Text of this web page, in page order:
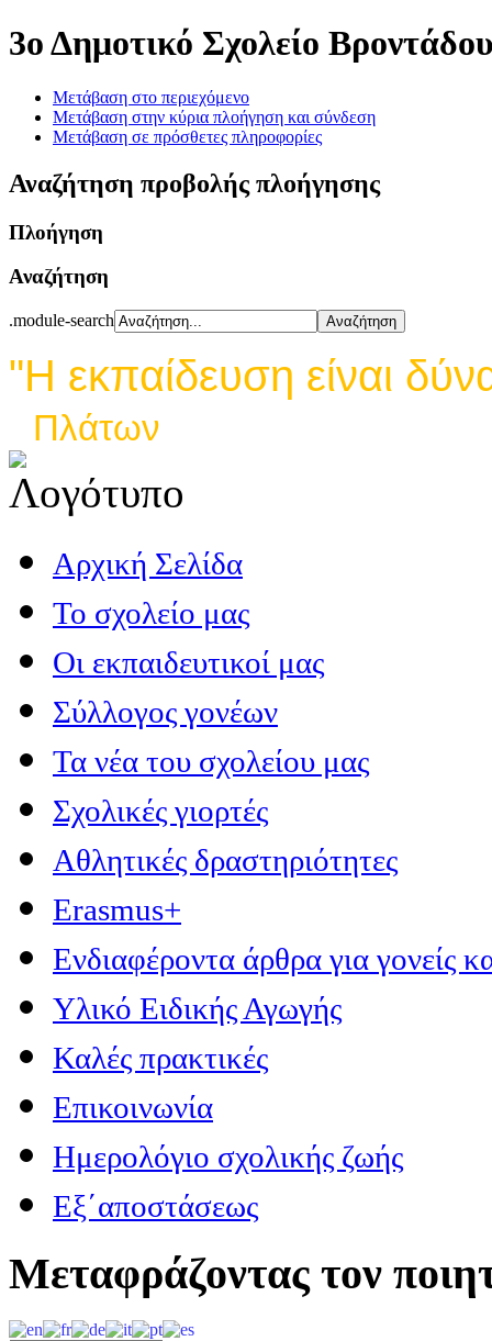
3ο Δημοτικό Σχολείο
Μετάβαση στο περιεχόμενο
Μετάβαση στην κύρια πλοήγηση και σύνδεση
Μετάβαση σε πρόσθετες πληροφορίες
Αναζήτηση προβολής πλοήγησης
Πλοήγηση
Αναζήτηση
.module-search
"Η εκπαίδευση είναι
Πλάτων
Αρχική Σελίδα
Το σχολείο μας
Οι εκπαιδευτικοί μας
Σύλλογος γονέων
Τα νέα του σχολείου μας
Σχολικές γιορτές
Αθλητικές δραστηριότητες
Erasmus+
Ενδιαφέροντα άρθρα για γονείς
Υλικό Ειδικής Αγωγής
Καλές πρακτικές
Επικοινωνία
Ημερολόγιο σχολικής ζωής
Εξ΄αποστάσεως
Μεταφράζοντας τον